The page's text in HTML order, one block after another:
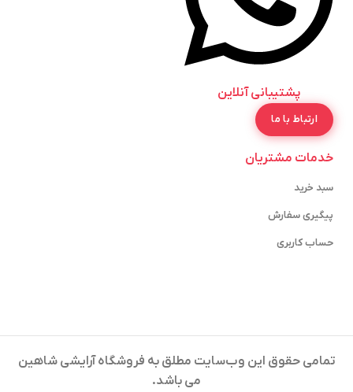
پشتیبانی آنلاین
ارتباط با ما
خدمات مشتریان
سبد خرید
پیگیری سفارش
حساب کاربری
تمامی حقوق این وب‌سایت مطلق به فروشگاه آرایشی شاهین
می باشد.